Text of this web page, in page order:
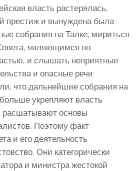
власть растерялась,
престиж и вынуждена была
собрания на Талке, мириться
являющимся по
и слышать неприятные
и опасные речи.
что дальнейшие собрания на
укрепляют власть
основы
Поэтому факт
и его деятельность
Они категорически
и министра жестокой